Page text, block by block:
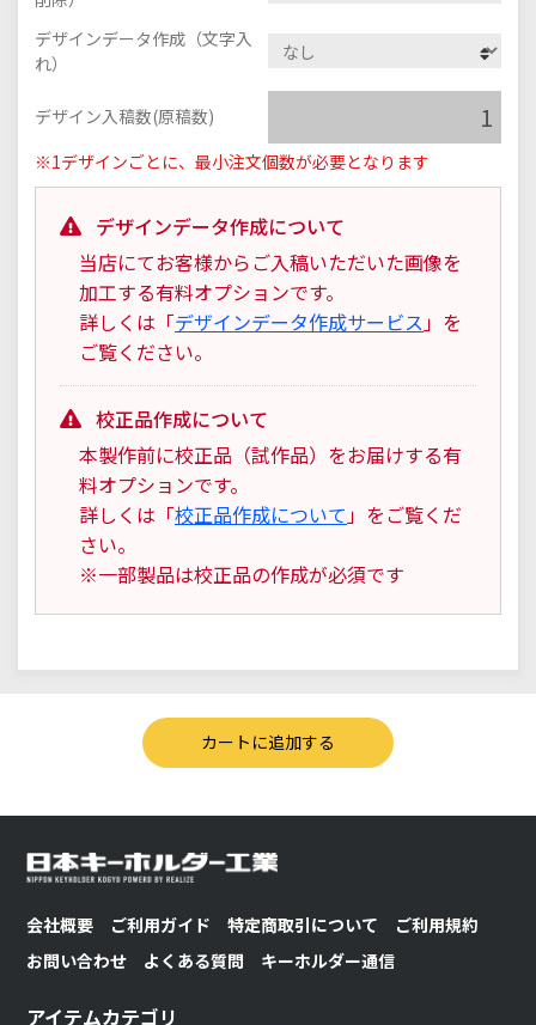
デザインデータ作成（文字入
れ）
デザイン入稿数(原稿数)
※1デザインごとに、最小注文個数が必要となります
デザインデータ作成について
当店にてお客様からご入稿いただいた画像を
加工する有料オプションです。
詳しくは「デザインデータ作成サービス 」を
ご覧ください。
校正品作成について
本製作前に校正品（試作品）をお届けする有
料オプションです。
詳しくは「校正品作成について 」をご覧くだ
さい。
※一部製品は校正品の作成が必須です
会社概要 ご利用ガイド 特定商取引について
ご利用規約
お問い合わせ
よくある質問 キーホルダー通信
アイテムカテゴリ